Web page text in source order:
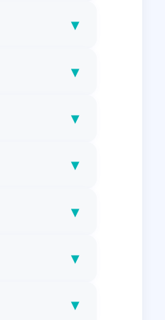
▾
▾
▾
▾
▾
▾
▾